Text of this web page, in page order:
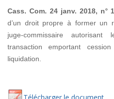
Cass. Com. 24 janv. 2018, n°
d’un droit propre à former un
juge-commissaire
transaction emportant
liquidation.